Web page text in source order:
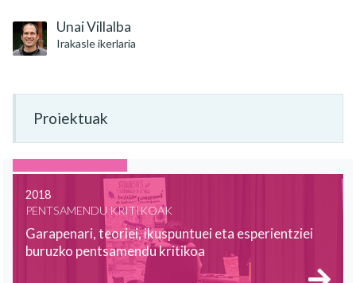
Unai Villalba
Irakasle ikerlaria
Proiektuak
2018
PENTSAMENDU KRITIKOAK
Garapenari, teoriei, ikuspuntuei eta esperientziei
buruzko pentsamendu kritikoa